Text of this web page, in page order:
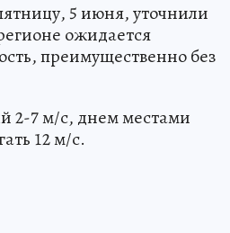
5 июня, уточнили
ожидается
преимущественно без
2-7 м/с, днем местами
12 м/с.